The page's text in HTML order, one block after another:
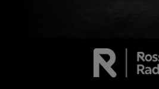
7h00 - 11h00